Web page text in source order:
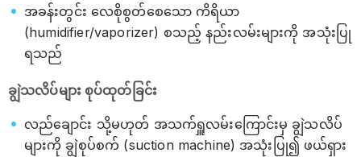
အခန်းတွင်း လေစိုစွတ်စေသော ကိရိယာ
(humidifier/vaporizer) စသည့် နည်းလမ်းများကို အသုံးပြု
ရသည်
ချွဲသလိပ်များ စုပ်ထုတ်ခြင်း
လည်ချောင်း သို့မဟုတ် အသက်ရှူလမ်းကြောင်းမှ ချွဲသလိပ်
များကို ချွဲစုပ်စက် (suction machine) အသုံးပြု၍ ဖယ်ရှား